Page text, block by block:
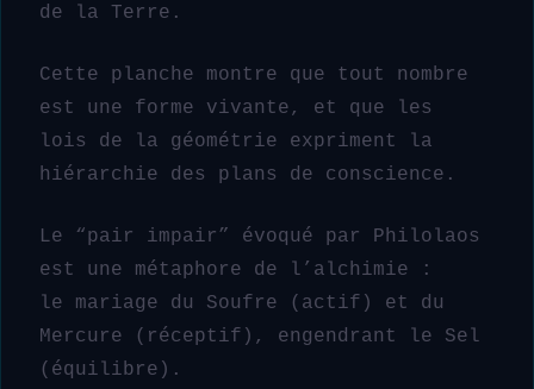
de la Terre.
Cette planche montre que tout nombre
est une forme vivante, et que les
lois de la géométrie expriment la
hiérarchie des plans de conscience.
Le “pair impair” évoqué par Philolaos
est une métaphore de l’alchimie :
le mariage du Soufre (actif) et du
Mercure (réceptif), engendrant le Sel
(équilibre).